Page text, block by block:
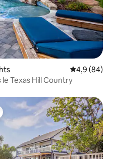
Évaluation
4,9 (84)
Texas Hill Country
plus appréciés